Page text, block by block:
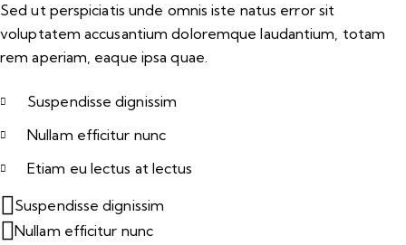
Sed ut perspiciatis unde omnis iste natus error sit
voluptatem accusantium doloremque laudantium, totam
rem aperiam, eaque ipsa quae.
Suspendisse dignissim
Nullam efficitur nunc
Etiam eu lectus at lectus
Suspendisse dignissim
Nullam efficitur nunc